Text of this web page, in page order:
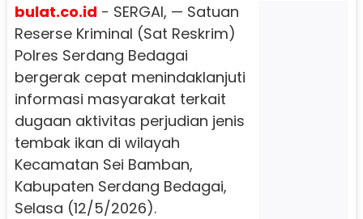
bulat.co.id - SERGAI, — Satuan
Reserse Kriminal (Sat Reskrim)
Polres Serdang Bedagai
bergerak cepat menindaklanjuti
informasi masyarakat terkait
dugaan aktivitas perjudian jenis
tembak ikan di wilayah
Kecamatan Sei Bamban,
Kabupaten Serdang Bedagai,
Selasa (12/5/2026).